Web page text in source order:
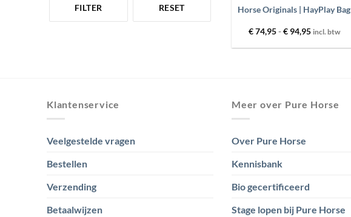
FILTER RESET Horse Originals | HayPlay Bag
€74,95-€94,95Prijsklasse:
tot
incl. btw
Klantenservice
Veelgestelde vragen
Bestellen
Verzending
Betaalwijzen
Meer over Pure Horse
Over Pure Horse
Kennisbank
Bio gecertificeerd
Stage lopen bij Pure Horse